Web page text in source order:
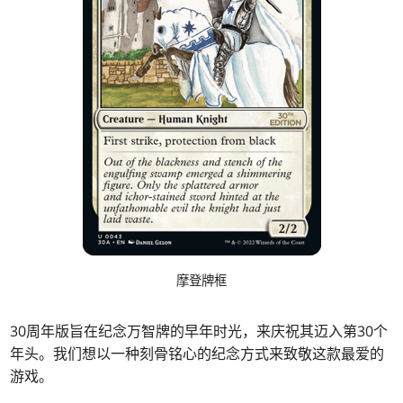
摩登牌框
30周年版旨在纪念万智牌的早年时光，来庆祝其迈入第30个
年头。我们想以一种刻骨铭心的纪念方式来致敬这款最爱的
游戏。